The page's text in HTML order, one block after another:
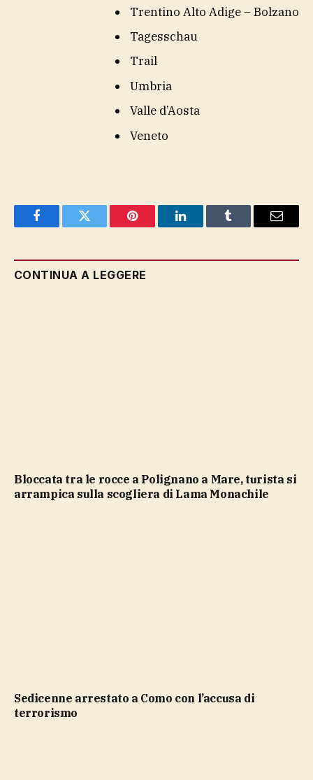
Trentino Alto Adige – Bolzano
Tagesschau
Trail
Umbria
Valle d’Aosta
Veneto
FacebookTwitter Pinterest LinkedInTumblr Email
CONTINUA A LEGGERE
Bloccata tra le rocce a Polignano a Mare, turista si
arrampica sulla scogliera di Lama Monachile
Sedicenne arrestato a Como con l’accusa di
terrorismo